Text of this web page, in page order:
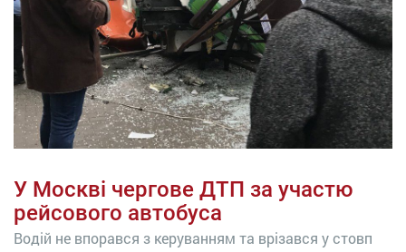
У Москві чергове ДТП за участю
рейсового автобуса
Водій не впорався з керуванням та врізався у стовп